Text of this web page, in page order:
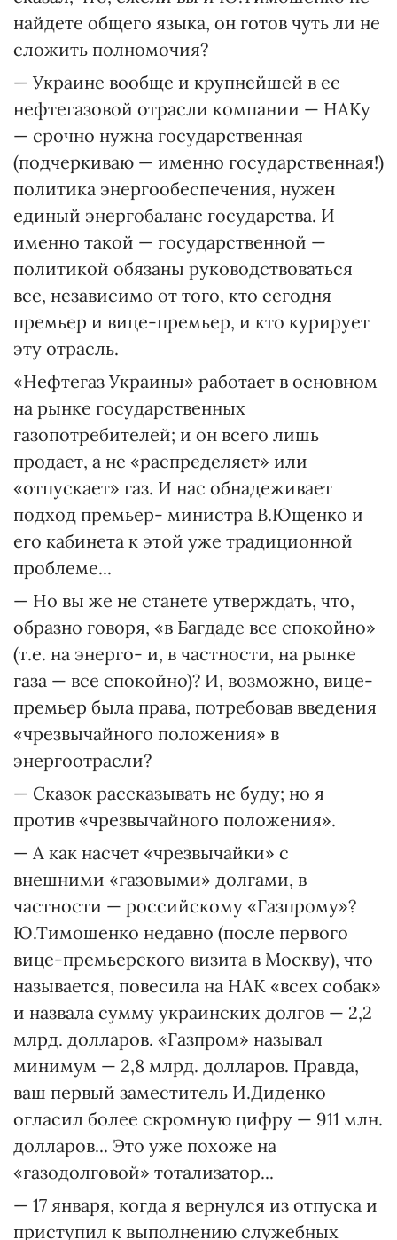
найдете общего языка, он готов чуть ли не
сложить полномочия?
— Украине вообще и крупнейшей в ее
нефтегазовой отрасли компании — НАКу
— срочно нужна государственная
(подчеркиваю — именно государственная!)
политика энергообеспечения, нужен
единый энергобаланс государства. И
именно такой — государственной —
политикой обязаны руководствоваться
все, независимо от того, кто сегодня
премьер и вице-премьер, и кто курирует
эту отрасль.
«Нефтегаз Украины» работает в основном
на рынке государственных
газопотребителей; и он всего лишь
продает, а не «распределяет» или
«отпускает» газ. И нас обнадеживает
подход премьер- министра В.Ющенко и
его кабинета к этой уже традиционной
проблеме...
— Но вы же не станете утверждать, что,
образно говоря, «в Багдаде все спокойно»
(т.е. на энерго- и, в частности, на рынке
газа — все спокойно)? И, возможно, вице-
премьер была права, потребовав введения
«чрезвычайного положения» в
энергоотрасли?
— Сказок рассказывать не буду; но я
против «чрезвычайного положения».
— А как насчет «чрезвычайки» с
внешними «газовыми» долгами, в
частности — российскому «Газпрому»?
Ю.Тимошенко недавно (после первого
вице-премьерского визита в Москву), что
называется, повесила на НАК «всех собак»
и назвала сумму украинских долгов — 2,2
млрд. долларов. «Газпром» называл
минимум — 2,8 млрд. долларов. Правда,
ваш первый заместитель И.Диденко
огласил более скромную цифру — 911 млн.
долларов... Это уже похоже на
«газодолговой» тотализатор...
— 17 января, когда я вернулся из отпуска и
приступил к выполнению служебных